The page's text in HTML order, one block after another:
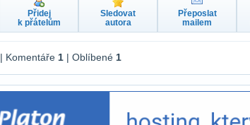
Přidej
k přátelům
Sledovat
autora
Přeposlat
mailem
| Komentáře 1 | Oblíbené 1